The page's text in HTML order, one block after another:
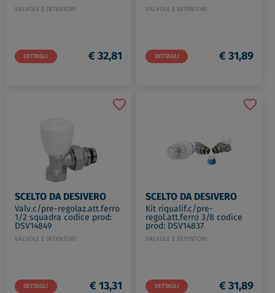
VALVOLE E DETENTORI
DETTAGLI € 32,81
VALVOLE E DETENTORI
DETTAGLI € 31,89
SCELTO DA DESIVERO
Valv.c/pre-regolaz.att.ferro
1/2 squadra codice prod:
DSV14849
VALVOLE E DETENTORI
DETTAGLI € 13,31
SCELTO DA DESIVERO
Kit riqualif.c/pre-
regol.att.ferro 3/8 codice
prod: DSV14837
VALVOLE E DETENTORI
DETTAGLI € 31,89